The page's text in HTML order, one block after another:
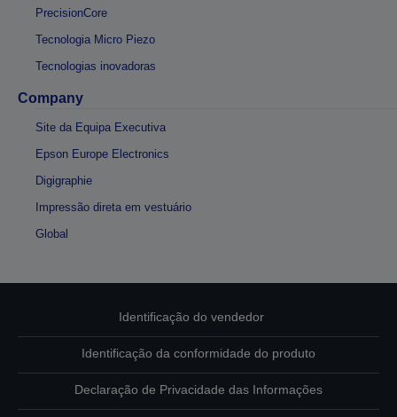
PrecisionCore
Tecnologia Micro Piezo
Tecnologias inovadoras
Company
Site da Equipa Executiva
Epson Europe Electronics
Digigraphie
Impressão direta em vestuário
Global
Identificação do vendedor
Identificação da conformidade do produto
Declaração de Privacidade das Informações